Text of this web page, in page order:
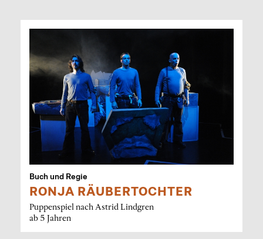
Buch und Regie
RONJA RÄUBERTOCHTER
Puppenspiel nach Astrid Lindgren
ab 5 Jahren